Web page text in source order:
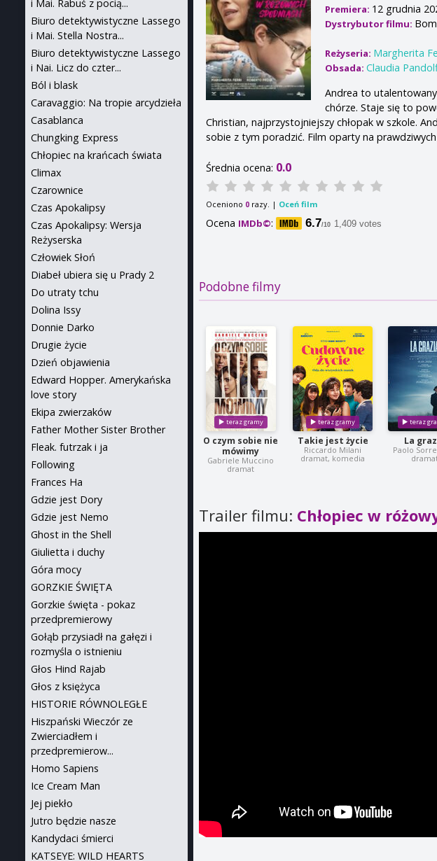
Premiera: 12 grudnia
Dystrybutor filmu:
Reżyseria: Margherita
Obsada:Claudia
Andrea to
chórze. Staje się to
Christian, najprzystojniejszy chłopak w szkole.
sobie z tym poradzić. Film oparty na
Średnia ocena: 0.0
Oceniono 0 razy. | Oceń film
Ocena IMDb©: 6.7/10 1,409 votes
Podobne filmy
O czym sobie nie
mówimy
Gabriele Muccino
dramat
Takie jest życie
Riccardo Milani
dramat, komedia
La
Paolo
Trailer filmu: Chłopiec w
i Mai. Rabuś z pocią...
Biuro detektywistyczne Lassego
i Mai. Stella Nostra...
Biuro detektywistyczne Lassego
i Nai. Licz do czter...
Ból i blask
Caravaggio: Na tropie arcydzieła
Casablanca
Chungking Express
Chłopiec na krańcach świata
Climax
Czarownice
Czas Apokalipsy
Czas Apokalipsy: Wersja
Reżyserska
Człowiek Słoń
Diabeł ubiera się u Prady 2
Do utraty tchu
Dolina Issy
Donnie Darko
Drugie życie
Dzień objawienia
Edward Hopper. Amerykańska
love story
Ekipa zwierzaków
Father Mother Sister Brother
Fleak. futrzak i ja
Following
Frances Ha
Gdzie jest Dory
Gdzie jest Nemo
Ghost in the Shell
Giulietta i duchy
Góra mocy
GORZKIE ŚWIĘTA
Gorzkie święta - pokaz
przedpremierowy
Gołąb przysiadł na gałęzi i
rozmyśla o istnieniu
Głos Hind Rajab
Głos z księżyca
HISTORIE RÓWNOLEGŁE
Hiszpański Wieczór ze
Zwierciadłem i
przedpremierow...
Homo Sapiens
Ice Cream Man
Jej piekło
Jutro będzie nasze
Kandydaci śmierci
KATSEYE: WILD HEARTS